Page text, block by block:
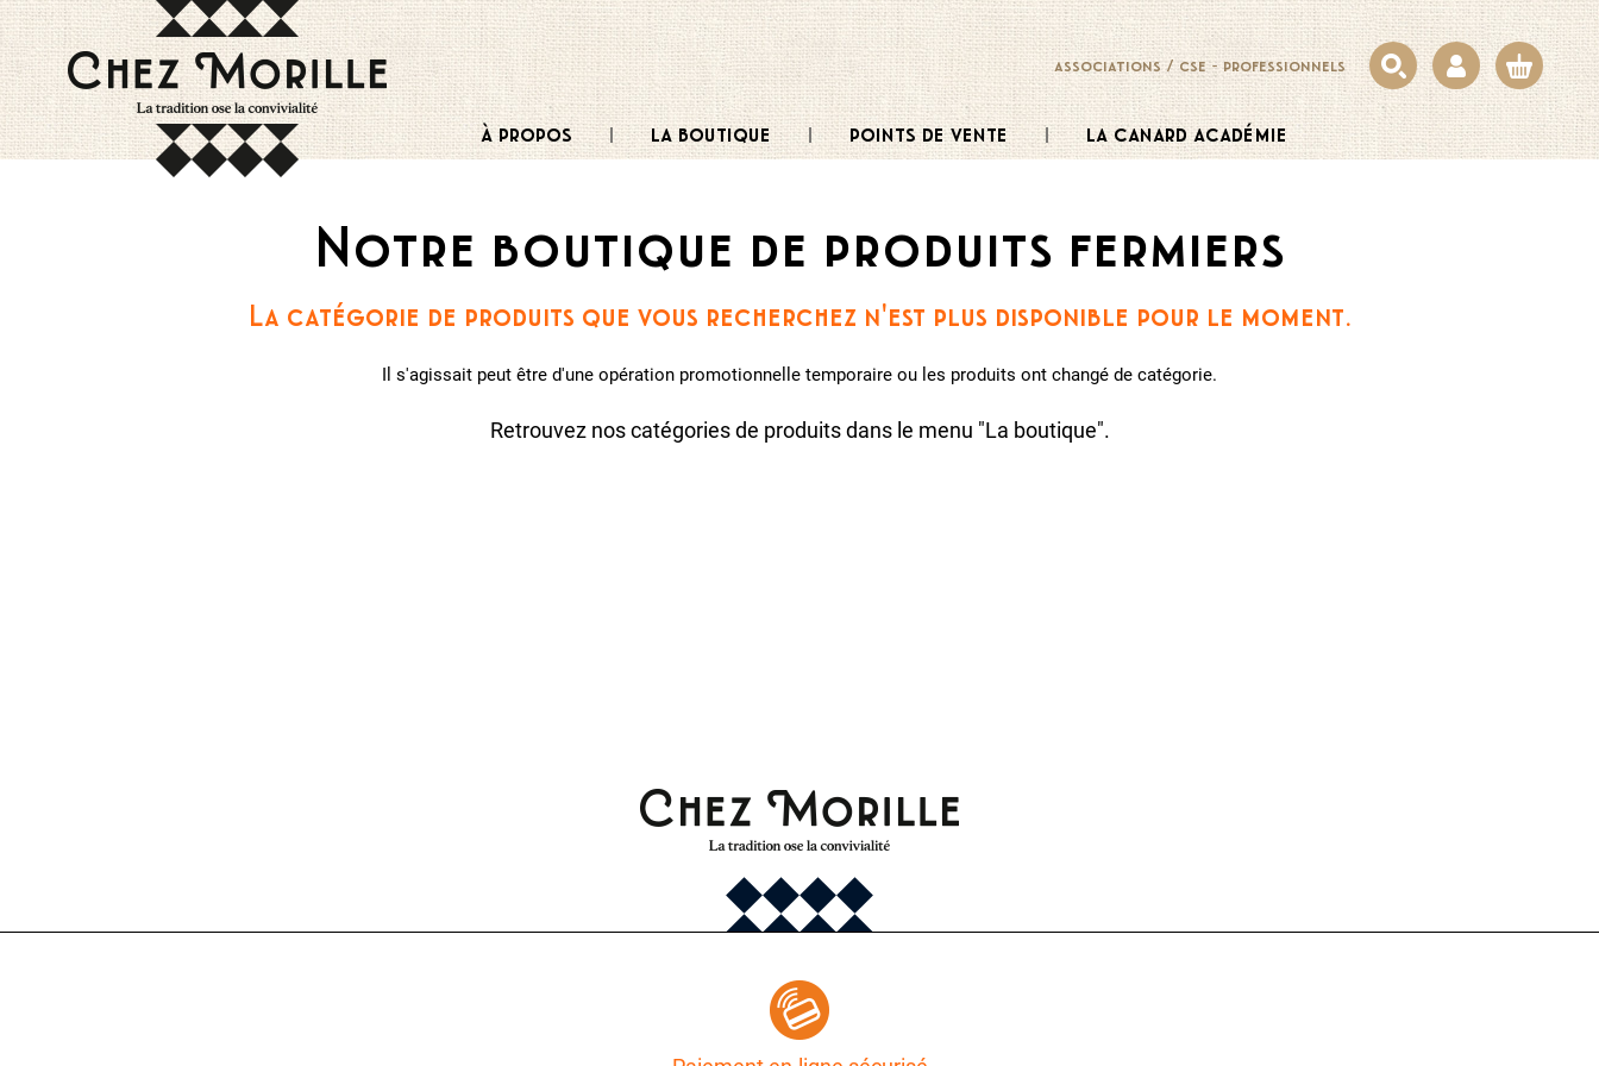
à propos la boutique points de vente la canard académie
associations / cse - professionnels
Notre boutique de produits fermiers
La catégorie de produits que vous recherchez n'est plus disponible pour le moment.
Il s'agissait peut être d'une opération promotionnelle temporaire ou les produits ont changé de catégorie.
Retrouvez nos catégories de produits dans le menu "La boutique".